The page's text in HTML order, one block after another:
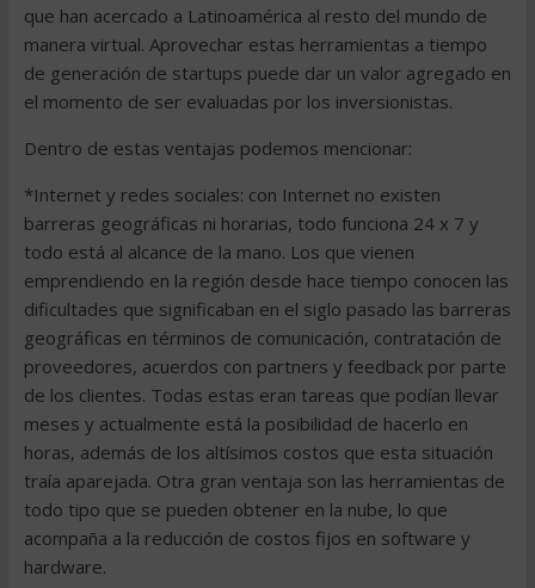
que han acercado a Latinoamérica al resto del mundo de
manera virtual. Aprovechar estas herramientas a tiempo
de generación de startups puede dar un valor agregado en
el momento de ser evaluadas por los inversionistas.
Dentro de estas ventajas podemos mencionar:
*Internet y redes sociales: con Internet no existen
barreras geográficas ni horarias, todo funciona 24 x 7 y
todo está al alcance de la mano. Los que vienen
emprendiendo en la región desde hace tiempo conocen las
dificultades que significaban en el siglo pasado las barreras
geográficas en términos de comunicación, contratación de
proveedores, acuerdos con partners y feedback por parte
de los clientes. Todas estas eran tareas que podían llevar
meses y actualmente está la posibilidad de hacerlo en
horas, además de los altísimos costos que esta situación
traía aparejada. Otra gran ventaja son las herramientas de
todo tipo que se pueden obtener en la nube, lo que
acompaña a la reducción de costos fijos en software y
hardware.